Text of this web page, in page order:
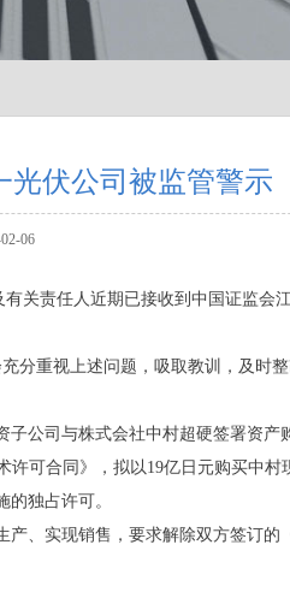
光伏公司被监管警示
06
关责任人近期已接收到中国证监会
重视上述问题，吸取教训，及时整
子公司与株式会社中村超硬签署资
可合同》，拟以19亿日元购买中
独占许可。
、实现销售，要求解除双方签订的